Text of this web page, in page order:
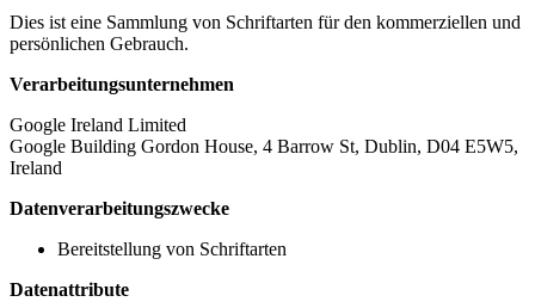
Dies ist eine Sammlung von Schriftarten für den kommerziellen und
persönlichen Gebrauch.
Verarbeitungsunternehmen
Google Ireland Limited
Google Building Gordon House, 4 Barrow St, Dublin, D04 E5W5,
Ireland
Datenverarbeitungszwecke
Bereitstellung von Schriftarten
Datenattribute